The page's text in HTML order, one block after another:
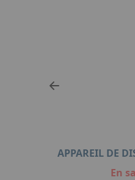
APPAREIL DE
En